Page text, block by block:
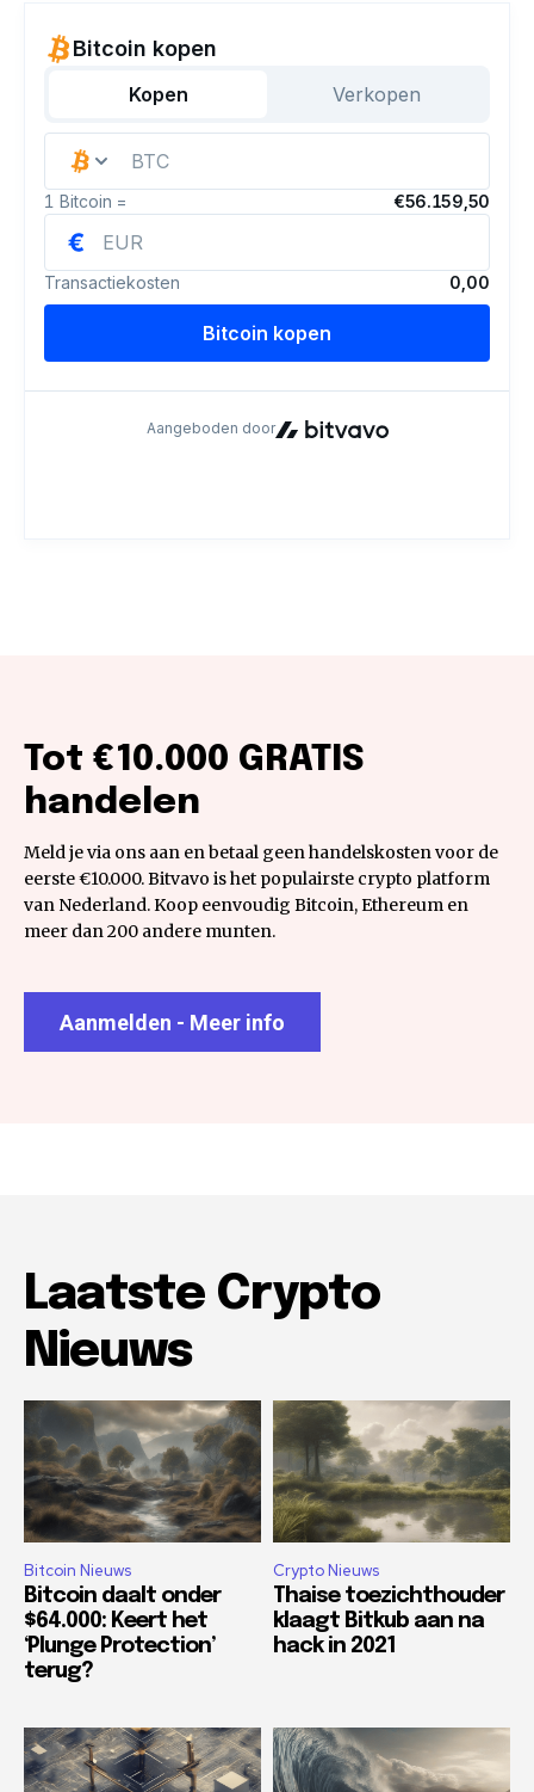
Tot €10.000 GRATIS
handelen
Meld je via ons aan en betaal geen handelskosten voor de
eerste €10.000. Bitvavo is het populairste crypto platform
van Nederland. Koop eenvoudig Bitcoin, Ethereum en
meer dan 200 andere munten.
Aanmelden - Meer info
Laatste Crypto
Nieuws
Bitcoin Nieuws
Bitcoin daalt onder
$64.000: Keert het
‘Plunge Protection’
terug?
Crypto Nieuws
Thaise toezichthouder
klaagt Bitkub aan na
hack in 2021